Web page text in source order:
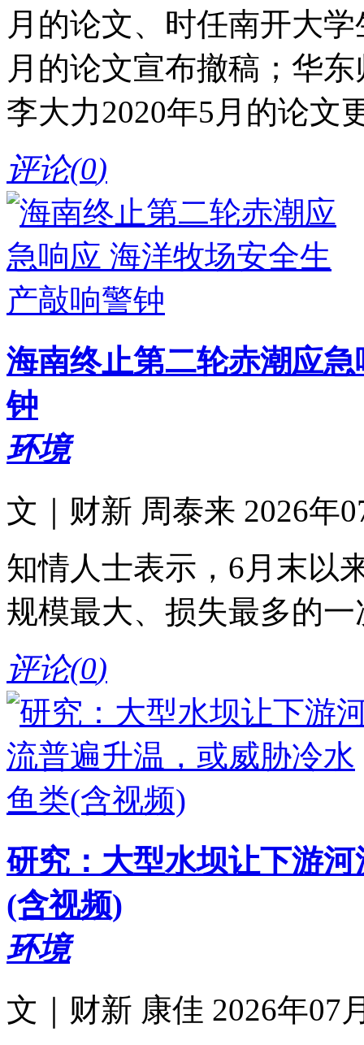
月的论文、时任南开大
月的论文宣布撤稿；华
李大力2020年5月的论文
评论(0)
海南终止第二轮赤潮应
钟
环境
文｜财新 周泰来 2026年
知情人士表示，6月末以
规模最大、损失最多的一
评论(0)
研究：大型水坝让下游
(含视频)
环境
文｜财新 康佳 2026年07